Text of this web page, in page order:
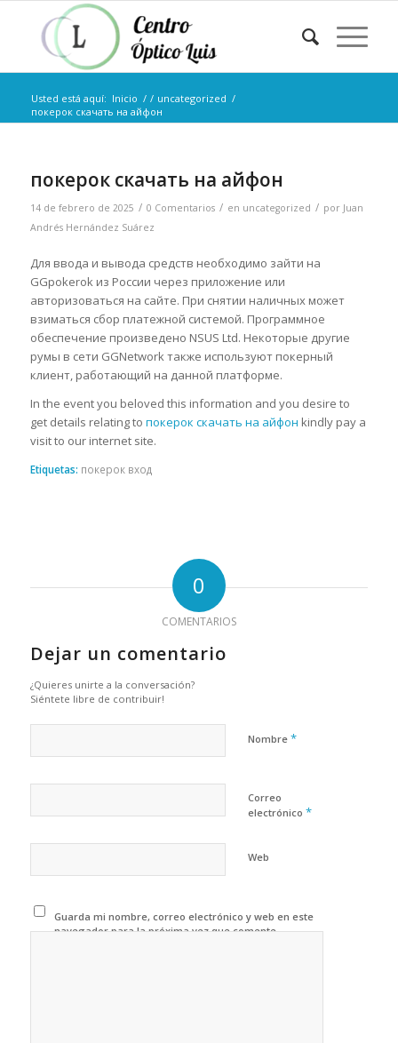
Usted está aquí: Inicio / / uncategorized /
покерок скачать на айфон
покерок скачать на айфон
14 de febrero de 2025 / 0 Comentarios / en uncategorized / por Juan
Andrés Hernández Suárez
Для ввода и вывода средств необходимо зайти на
GGpokerok из России через приложение или
авторизоваться на сайте. При снятии наличных может
взиматься сбор платежной системой. Программное
обеспечение произведено NSUS Ltd. Некоторые другие
румы в сети GGNetwork также используют покерный
клиент, работающий на данной платформе.
In the event you beloved this information and you desire to
get details relating to покерок скачать на айфон kindly pay a
visit to our internet site.
Etiquetas: покерок вход
0
COMENTARIOS
Dejar un comentario
¿Quieres unirte a la conversación?
Siéntete libre de contribuir!
Nombre *
Correo
electrónico *
Web
Guarda mi nombre, correo electrónico y web en este
navegador para la próxima vez que comente.